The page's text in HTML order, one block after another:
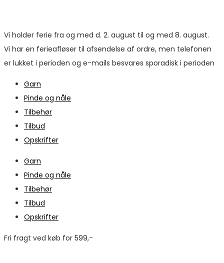
Vi holder ferie fra og med d. 2. august til og med 8. august.
Vi har en ferieafløser til afsendelse af ordre, men telefonen
er lukket i perioden og e-mails besvares sporadisk i perioden
Garn
Pinde og nåle
Tilbehør
Tilbud
Opskrifter
Garn
Pinde og nåle
Tilbehør
Tilbud
Opskrifter
Fri fragt ved køb for 599,-